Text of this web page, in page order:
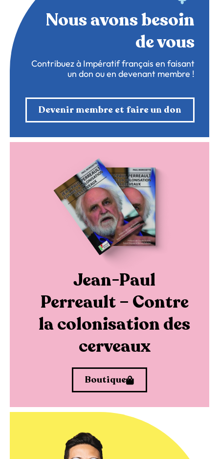
Nous avons besoin
de vous
Contribuez à Impératif français en faisant
un don ou en devenant membre !
Devenir membre et faire un don
Jean-Paul
Perreault – Contre
la colonisation des
cerveaux
Boutique